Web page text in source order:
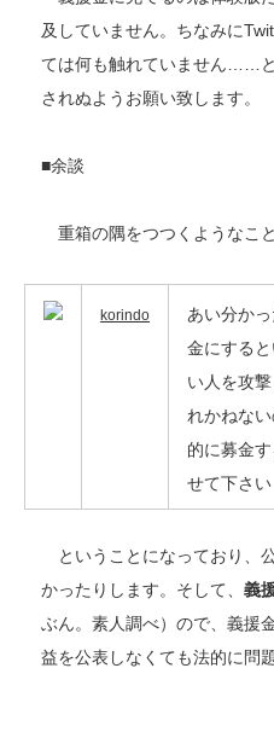
及していません。ちなみに
ては何も触れていません……
されぬようお願い致します。
■余談
重箱の隅をつつくようなこと
korindo
あい分か
金にする
い人を攻
れかねな
的に募金
せて下さい
ということになっており、
かったりします。そして、 義
ぶん。素人調べ）ので、義援
益を公表しなくても法的に問